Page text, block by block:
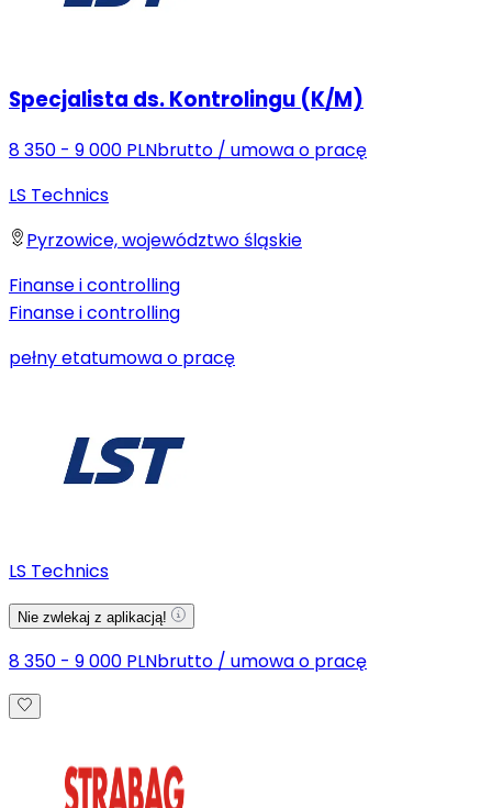
Specjalista ds. Kontrolingu (K/M)
8 350 - 9 000 PLNbrutto / umowa o pracę
LS Technics
Pyrzowice, województwo śląskie
Finanse i controlling
Finanse i controlling
pełny etatumowa o pracę
LS Technics
Nie zwlekaj z aplikacją!
8 350 - 9 000 PLNbrutto / umowa o pracę